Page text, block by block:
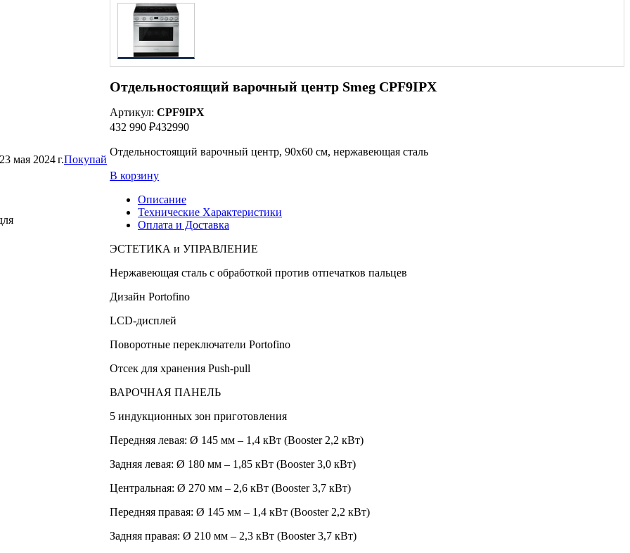
Отдельностоящий варочный центр Smeg CPF9IPX
Артикул: CPF9IPX
432 990 ₽432990
Отдельностоящий варочный центр, 90х60 см, нержавеющая сталь
В корзину
Описание
Технические Характеристики
Оплата и Доставка
ЭСТЕТИКА и УПРАВЛЕНИЕ
Нержавеющая сталь с обработкой против отпечатков пальцев
Дизайн Portofino
LCD-дисплей
Поворотные переключатели Portofino
Отсек для хранения Push-pull
ВАРОЧНАЯ ПАНЕЛЬ
5 индукционных зон приготовления
Передняя левая: Ø 145 мм – 1,4 кВт (Booster 2,2 кВт)
Задняя левая: Ø 180 мм – 1,85 кВт (Booster 3,0 кВт)
Центральная: Ø 270 мм – 2,6 кВт (Booster 3,7 кВт)
Передняя правая: Ø 145 мм – 1,4 кВт (Booster 2,2 кВт)
Задняя правая: Ø 210 мм – 2,3 кВт (Booster 3,7 кВт)
23 мая 2024 г.Покупай